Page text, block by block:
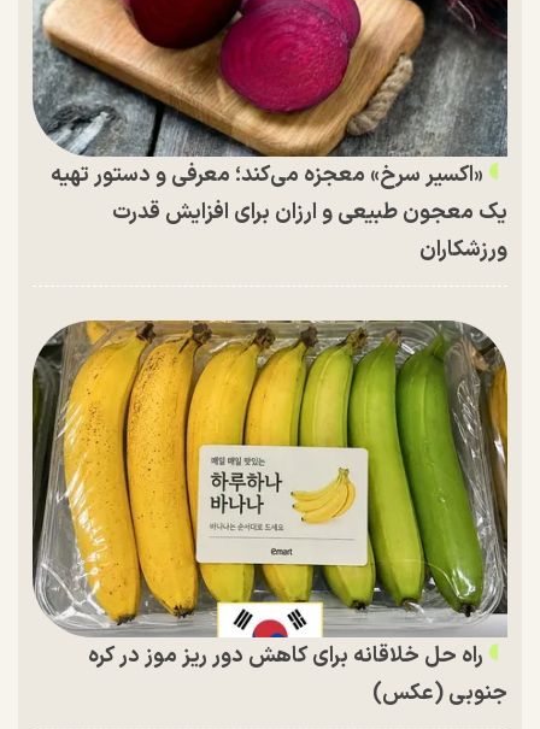
«اکسیر سرخ» معجزه می‌کند؛ معرفی و دستور تهیه
یک معجون طبیعی و ارزان برای افزایش قدرت
ورزشکاران
راه حل خلاقانه برای کاهش دور ریز موز در کره
جنوبی (عکس)